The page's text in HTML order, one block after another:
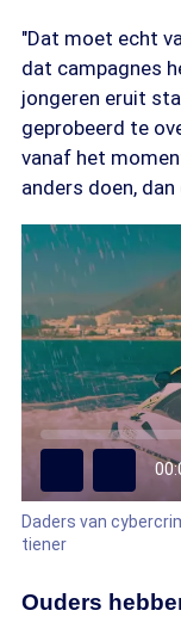
"Dat moet echt
dat campagnes
jongeren eruit
geprobeerd te
vanaf het
anders doen,
Daders van
tiener
Ouders